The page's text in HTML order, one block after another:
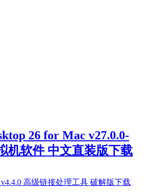
26 for Mac v27.0.0-
机软件 中文直装版下载